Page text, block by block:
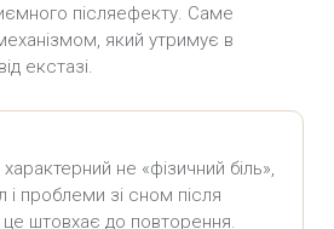
післяефекту. Саме
який утримує в
екстазі.
не «фізичний біль»,
і проблеми зі сном після
штовхає до повторення.